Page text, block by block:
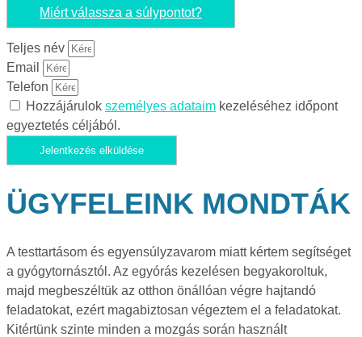
Miért válassza a súlypontot?
Teljes név
Email
Telefon
Hozzájárulok személyes adataim kezeléséhez időpont
egyeztetés céljából.
Jelentkezés elküldése
ÜGYFELEINK MONDTÁK
A testtartásom és egyensúlyzavarom miatt kértem segítséget
a gyógytornásztól. Az egyórás kezelésen begyakoroltuk,
majd megbeszéltük az otthon önállóan végre hajtandó
feladatokat, ezért magabiztosan végeztem el a feladatokat.
Kitértünk szinte minden a mozgás során használt